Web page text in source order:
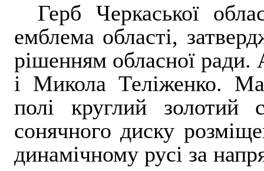
Герб Черкаської
емблема області,
рішенням обласної ради.
і Микола Теліженко.
полі круглий золотий
сонячного диску
динамічному русі за